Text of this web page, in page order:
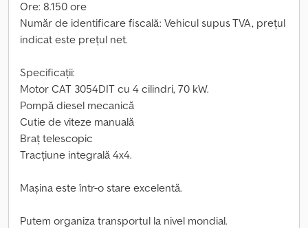
Ore: 8.150 ore
Număr de identificare fiscală: Vehicul supus TVA, prețul
indicat este prețul net.
Specificații:
Motor CAT 3054DIT cu 4 cilindri, 70 kW.
Pompă diesel mecanică
Cutie de viteze manuală
Braț telescopic
Tracțiune integrală 4x4.
Mașina este într-o stare excelentă.
Putem organiza transportul la nivel mondial.